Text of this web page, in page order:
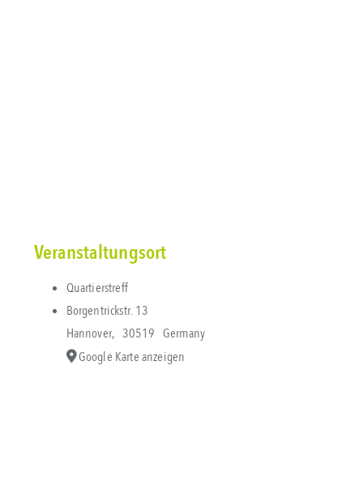
Veranstaltungsort
Quartierstreff
Borgentrickstr. 13
Hannover, 30519 Germany
Google Karte anzeigen